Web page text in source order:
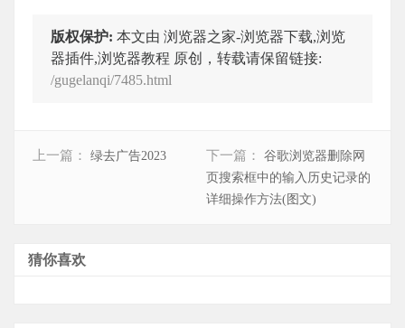
版权保护: 本文由 浏览器之家-浏览器下载,浏览
器插件,浏览器教程 原创，转载请保留链接:
/gugelanqi/7485.html
上一篇： 绿去广告2023 下一篇： 谷歌浏览器删除网
页搜索框中的输入历史记录的
详细操作方法(图文)
猜你喜欢